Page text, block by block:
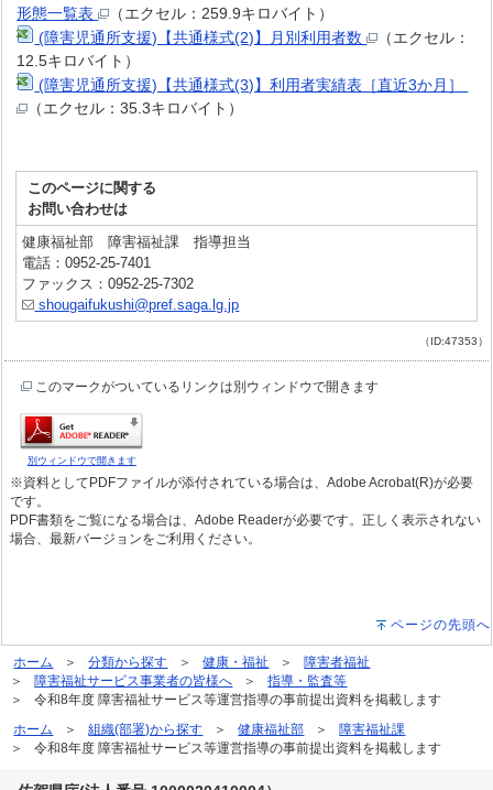
形態一覧表
（エクセル：259.9キロバイト）
(障害児通所支援)【共通様式(2)】月別利用者数
（エクセル：
12.5キロバイト）
(障害児通所支援)【共通様式(3)】利用者実績表［直近3か月］
（エクセル：35.3キロバイト）
このページに関する
お問い合わせは
健康福祉部 障害福祉課 指導担当
電話：0952-25-7401
ファックス：0952-25-7302
shougaifukushi@pref.saga.lg.jp
（ID:47353）
このマークがついているリンクは別ウィンドウで開きます
別ウィンドウで開きます
※資料としてPDFファイルが添付されている場合は、Adobe Acrobat(R)が必要
です。
PDF書類をご覧になる場合は、Adobe Readerが必要です。正しく表示されない
場合、最新バージョンをご利用ください。
ページの先頭へ
ホーム 分類から探す 健康・福祉
障害者福祉
障害福祉サービス事業者の皆様へ
指導・監査等
令和8年度 障害福祉サービス等運営指導の事前提出資料を掲載します
ホーム
組織(部署)から探す 健康福祉部
障害福祉課
令和8年度 障害福祉サービス等運営指導の事前提出資料を掲載します